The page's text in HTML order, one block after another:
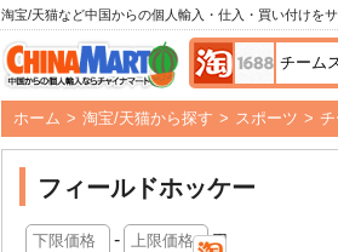
淘宝/天猫など中国からの個人輸入・仕入・買い付けを
ホーム > 淘宝/天猫から探す > スポーツ >
フィールドホッケー
- 円